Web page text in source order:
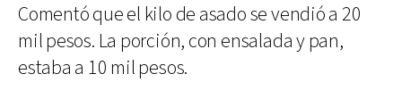
Comentó que el kilo de asado se vendió a 20
mil pesos. La porción, con ensalada y pan,
estaba a 10 mil pesos.